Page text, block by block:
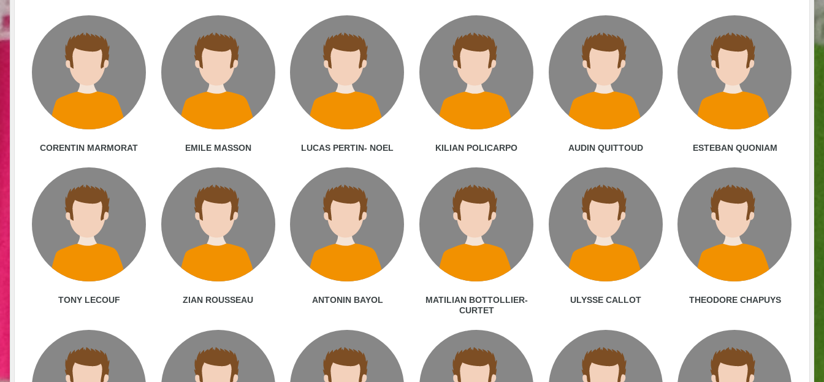
CORENTIN MARMORAT EMILE MASSON LUCAS PERTIN- NOEL KILIAN POLICARPO AUDIN QUITTOUD ESTEBAN QUONIAM
TONY LECOUF ZIAN ROUSSEAU ANTONIN BAYOL
MATILIAN BOTTOLLIER-
CURTET
ULYSSE CALLOT THEODORE CHAPUYS